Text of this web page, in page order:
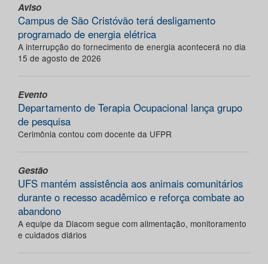
Aviso
Campus de São Cristóvão terá desligamento
programado de energia elétrica
A interrupção do fornecimento de energia acontecerá no dia
15 de agosto de 2026
Evento
Departamento de Terapia Ocupacional lança grupo
de pesquisa
Cerimônia contou com docente da UFPR
Gestão
UFS mantém assistência aos animais comunitários
durante o recesso acadêmico e reforça combate ao
abandono
A equipe da Diacom segue com alimentação, monitoramento
e cuidados diários